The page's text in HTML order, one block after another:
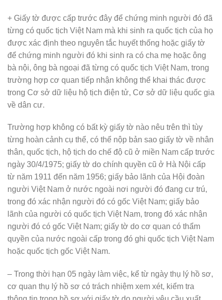
+ Giấy tờ được cấp trước đây để chứng minh người đó đã
từng có quốc tịch Việt Nam mà khi sinh ra quốc tịch của họ
được xác định theo nguyên tắc huyết thống hoặc giấy tờ
để chứng minh người đó khi sinh ra có cha mẹ hoặc ông
bà nội, ông bà ngoại đã từng có quốc tịch Việt Nam, trong
trường hợp cơ quan tiếp nhận không thể khai thác được
trong Cơ sở dữ liệu hộ tịch điện tử, Cơ sở dữ liệu quốc gia
về dân cư.
Trường hợp không có bất kỳ giấy tờ nào nêu trên thì tùy
từng hoàn cảnh cụ thể, có thể nộp bản sao giấy tờ về nhân
thân, quốc tịch, hộ tịch do chế độ cũ ở miền Nam cấp trước
ngày 30/4/1975; giấy tờ do chính quyền cũ ở Hà Nội cấp
từ năm 1911 đến năm 1956; giấy bảo lãnh của Hội đoàn
người Việt Nam ở nước ngoài nơi người đó đang cư trú,
trong đó xác nhận người đó có gốc Việt Nam; giấy bảo
lãnh của người có quốc tịch Việt Nam, trong đó xác nhận
người đó có gốc Việt Nam; giấy tờ do cơ quan có thẩm
quyền của nước ngoài cấp trong đó ghi quốc tịch Việt Nam
hoặc quốc tịch gốc Việt Nam.
– Trong thời hạn 05 ngày làm việc, kể từ ngày thụ lý hồ sơ,
cơ quan thụ lý hồ sơ có trách nhiệm xem xét, kiểm tra